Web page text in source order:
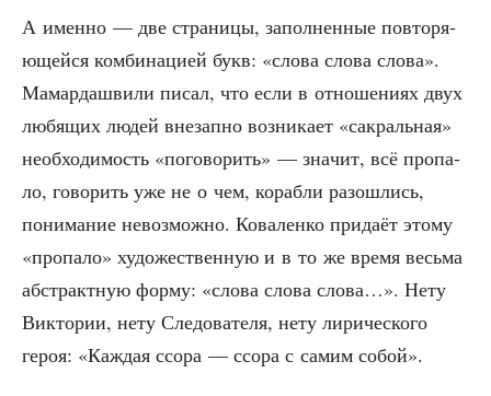
А имен­но — две стра­ни­цы, запол­нен­ные повто­ря­
ю­щей­ся ком­би­на­ци­ей букв: «сло­ва сло­ва сло­ва».
Мамар­да­шви­ли писал, что если в отно­ше­ни­ях двух
любя­щих людей вне­зап­но воз­ни­ка­ет «сакраль­ная»
необ­хо­ди­мость «пого­во­рить» — зна­чит, всё про­па­
ло, гово­рить уже не о чем, кораб­ли разо­шлись,
пони­ма­ние невоз­мож­но. Кова­лен­ко при­да­ёт это­му
«про­па­ло» худо­же­ствен­ную и в то же вре­мя весь­ма
абстракт­ную фор­му: «сло­ва сло­ва сло­ва…». Нету
Вик­то­рии, нету Сле­до­ва­те­ля, нету лири­че­ско­го
героя: «Каж­дая ссо­ра — ссо­ра с самим собой».